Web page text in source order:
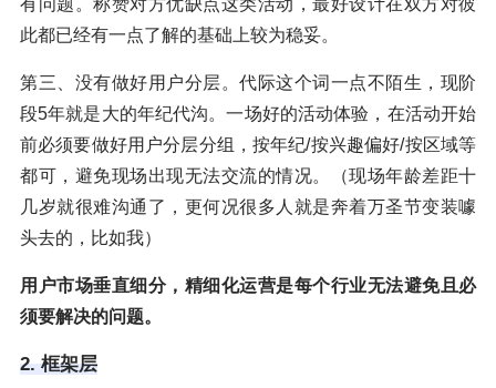
此都已经有一点了解的基础上较为稳妥。
第三、没有做好用户分层。代际这个词一点不陌生，现阶
段5年就是大的年纪代沟。一场好的活动体验，在活动开始
前必须要做好用户分层分组，按年纪/按兴趣偏好/按区域等
都可，避免现场出现无法交流的情况。（现场年龄差距十
几岁就很难沟通了，更何况很多人就是奔着万圣节变装噱
头去的，比如我）
用户市场垂直细分，精细化运营是每个行业无法避免且必
须要解决的问题。
2. 框架层